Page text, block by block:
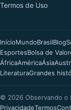
Termos de Uso
InícioMundoBrasilBlog
EsportesBolsa de
ÁfricaAméricaÁsia
LiteraturaGrandes
© 2026 Observando o
PrivacidadeTermos